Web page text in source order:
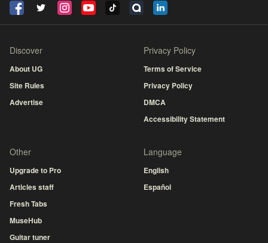
Discover
About UG
Site Rules
Advertise
Privacy Policy
Terms of Service
Privacy Policy
DMCA
Accessibility Statement
Other
Upgrade to Pro
Articles staff
Fresh Tabs
MuseHub
Guitar tuner
Language
English
Español